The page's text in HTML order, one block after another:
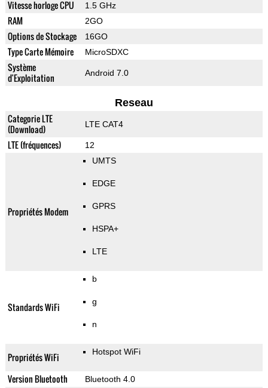
Vitesse horloge CPU 1.5 GHz
RAM 2GO
Options de Stockage 16GO
Type Carte Mémoire MicroSDXC
Système
d'Exploitation
Android 7.0
Reseau
Categorie LTE
(Download)
LTE CAT4
LTE (fréquences) 12
Propriétés Modem
UMTS
EDGE
GPRS
HSPA+
LTE
Standards WiFi
b
g
n
Propriétés WiFi Hotspot WiFi
Version Bluetooth Bluetooth 4.0